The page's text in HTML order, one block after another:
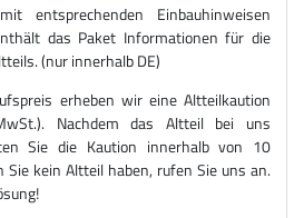
entsprechenden Einbauhinweisen
das Paket Informationen für die
(nur innerhalb DE)
erheben wir eine Altteilkaution
Nachdem das Altteil bei uns
Sie die Kaution innerhalb von 10
Sie kein Altteil haben, rufen Sie uns an.